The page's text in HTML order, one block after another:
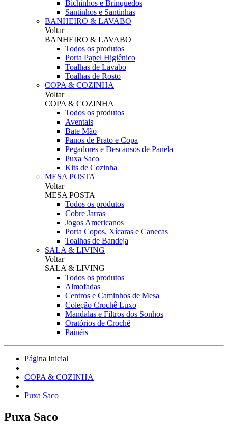
Bichinhos e Brinquedos
Santinhos e Santinhas
BANHEIRO & LAVABO
Voltar
BANHEIRO & LAVABO
Todos os produtos
Porta Papel Higiênico
Toalhas de Lavabo
Toalhas de Rosto
COPA & COZINHA
Voltar
COPA & COZINHA
Todos os produtos
Aventais
Bate Mão
Panos de Prato e Copa
Pegadores e Descansos de Panela
Puxa Saco
Kits de Cozinha
MESA POSTA
Voltar
MESA POSTA
Todos os produtos
Cobre Jarras
Jogos Americanos
Porta Copos, Xícaras e Canecas
Toalhas de Bandeja
SALA & LIVING
Voltar
SALA & LIVING
Todos os produtos
Almofadas
Centros e Caminhos de Mesa
Coleção Crochê Luxo
Mandalas e Filtros dos Sonhos
Oratórios de Crochê
Painéis
Página Inicial
COPA & COZINHA
Puxa Saco
Puxa Saco